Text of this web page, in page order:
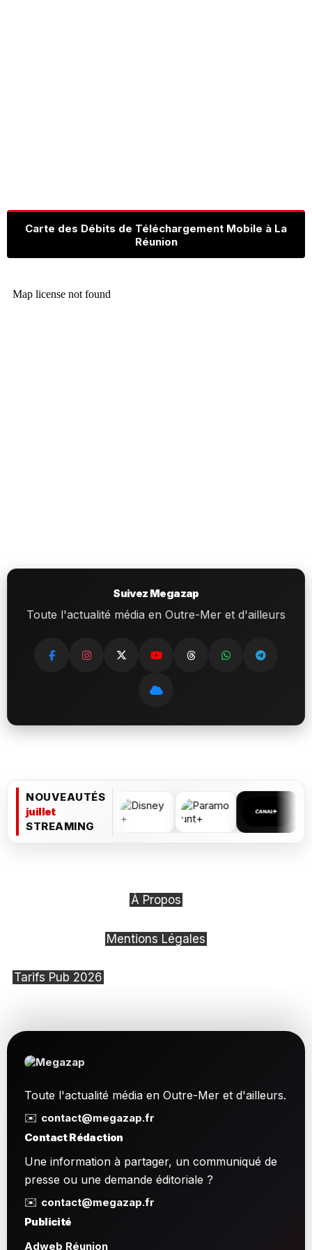
Carte des Débits de Téléchargement Mobile à La
Réunion
Suivez Megazap
Toute l'actualité média en Outre-Mer et d'ailleurs
NOUVEAUTÉS
juillet
STREAMING
À Propos
Mentions Légales
Tarifs Pub 2026
Toute l'actualité média en Outre-Mer et d'ailleurs.
✉️ contact@megazap.fr
Contact Rédaction
Une information à partager, un communiqué de
presse ou une demande éditoriale ?
✉️ contact@megazap.fr
Publicité
Adweb Réunion